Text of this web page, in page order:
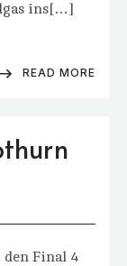
ins[…]
READ MORE
Final 4